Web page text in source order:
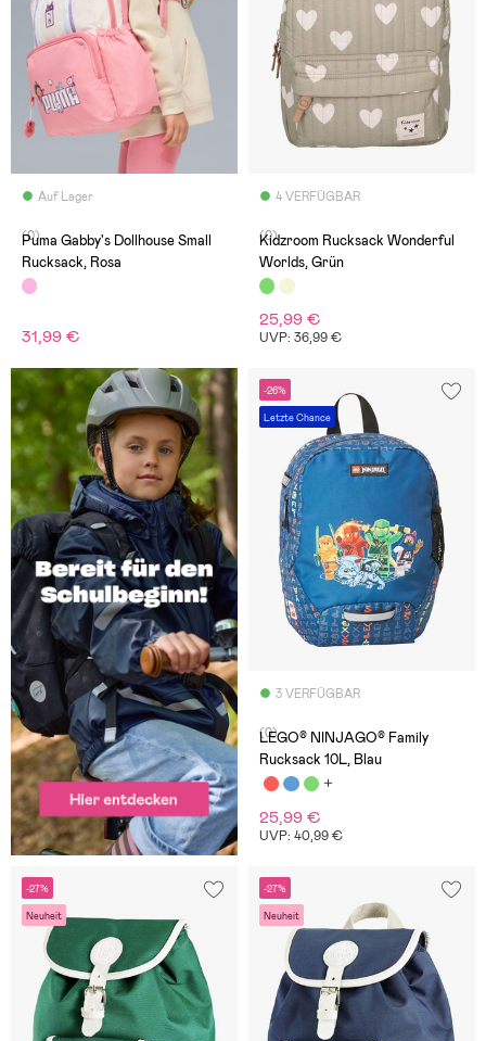
Auf Lager
(0)
Puma Gabby's Dollhouse Small
Rucksack, Rosa
31,99 €
4 VERFÜGBAR
(0)
Kidzroom Rucksack Wonderful
Worlds, Grün
25,99 €
UVP: 36,99 €
-26%
Letzte Chance
3 VERFÜGBAR
(0)
LEGO® NINJAGO® Family
Rucksack 10L, Blau
25,99 €
UVP: 40,99 €
-27%
Neuheit
-27%
Neuheit